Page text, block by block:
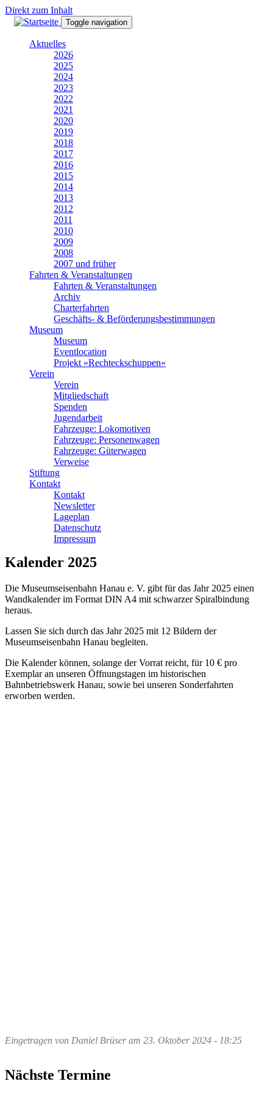
Direkt zum Inhalt
Toggle navigation
Aktuelles
2026
2025
2024
2023
2022
2021
2020
2019
2018
2017
2016
2015
2014
2013
2012
2011
2010
2009
2008
2007 und früher
Fahrten & Veranstaltungen
Fahrten & Veranstaltungen
Archiv
Charterfahrten
Geschäfts- & Beförderungsbestimmungen
Museum
Museum
Eventlocation
Projekt »Rechteckschuppen«
Verein
Verein
Mitgliedschaft
Spenden
Jugendarbeit
Fahrzeuge: Lokomotiven
Fahrzeuge: Personenwagen
Fahrzeuge: Güterwagen
Verweise
Stiftung
Kontakt
Kontakt
Newsletter
Lageplan
Datenschutz
Impressum
Kalender 2025
Die Museumseisenbahn Hanau e. V. gibt für das Jahr 2025 einen
Wandkalender im Format DIN A4 mit schwarzer Spiralbindung
heraus.
Lassen Sie sich durch das Jahr 2025 mit 12 Bildern der
Museumseisenbahn Hanau begleiten.
Die Kalender können, solange der Vorrat reicht, für 10 € pro
Exemplar an unseren Öffnungstagen im historischen
Bahnbetriebswerk Hanau, sowie bei unseren Sonderfahrten
erworben werden.
Eingetragen von Daniel Brüseram 23. Oktober 2024 - 18:25
Nächste Termine